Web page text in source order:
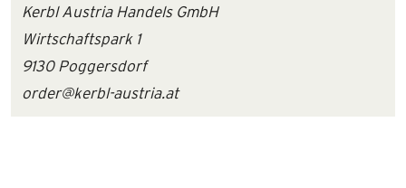
Kerbl Austria Handels GmbH
Wirtschaftspark 1
9130 Poggersdorf
order@kerbl-austria.at